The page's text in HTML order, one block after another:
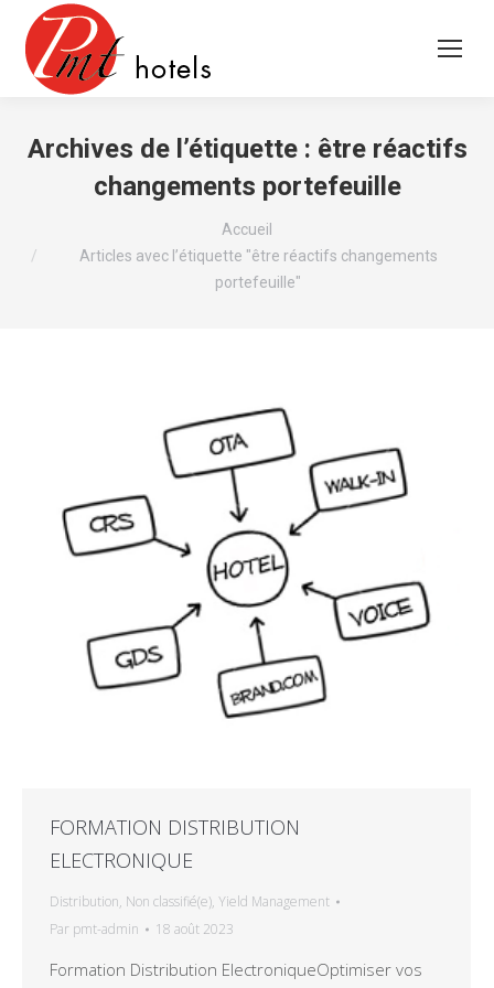
Archives de l’étiquette : être réactifs
changements portefeuille
Accueil
Articles avec l’étiquette "être réactifs changements
portefeuille"
FORMATION DISTRIBUTION
ELECTRONIQUE
Distribution, Non classifié(e), Yield Management
Par pmt-admin 18 août 2023
Formation Distribution ElectroniqueOptimiser vos